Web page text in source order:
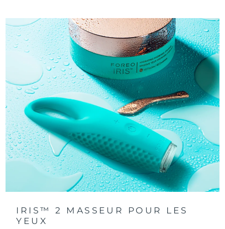
IRIS™ 2 MASSEUR POUR LES
YEUX